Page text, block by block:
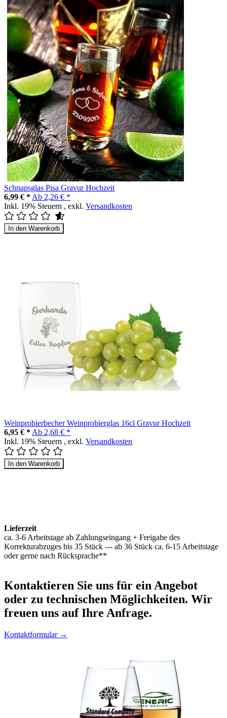
Schnapsglas Pisa Gravur Hochzeit
6,99 € * Ab 2,26 € *
Inkl. 19% Steuern , exkl. Versandkosten
In den Warenkorb
Weinprobierbecher Weinprobierglas 16cl Gravur Hochzeit
6,95 € * Ab 2,68 € *
Inkl. 19% Steuern , exkl. Versandkosten
In den Warenkorb
Lieferzeit
ca. 3-6 Arbeitstage ab Zahlungseingang + Freigabe des
Korrekturabzuges bis 35 Stück --- ab 36 Stück ca. 6-15 Arbeitstage
oder gerne nach Rücksprache**
Kontaktieren Sie uns für ein Angebot
oder zu technischen Möglichkeiten. Wir
freuen uns auf Ihre Anfrage.
Kontaktformular →